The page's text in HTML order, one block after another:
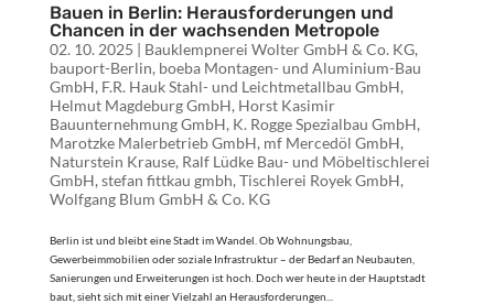
Bauen in Berlin: Herausforderungen und
Chancen in der wachsenden Metropole
02. 10. 2025 | Bauklempnerei Wolter GmbH & Co. KG,
bauport-Berlin, boeba Montagen- und Aluminium-Bau
GmbH, F.R. Hauk Stahl- und Leichtmetallbau GmbH,
Helmut Magdeburg GmbH, Horst Kasimir
Bauunternehmung GmbH, K. Rogge Spezialbau GmbH,
Marotzke Malerbetrieb GmbH, mf Mercedöl GmbH,
Naturstein Krause, Ralf Lüdke Bau- und Möbeltischlerei
GmbH, stefan fittkau gmbh, Tischlerei Royek GmbH,
Wolfgang Blum GmbH & Co. KG
Berlin ist und bleibt eine Stadt im Wandel. Ob Wohnungsbau,
Gewerbeimmobilien oder soziale Infrastruktur – der Bedarf an Neubauten,
Sanierungen und Erweiterungen ist hoch. Doch wer heute in der Hauptstadt
baut, sieht sich mit einer Vielzahl an Herausforderungen...